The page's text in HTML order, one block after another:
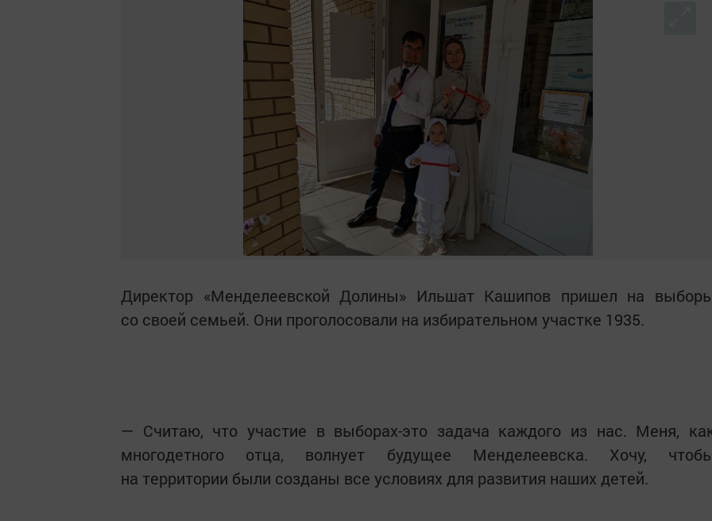
Директор «Менделеевской Долины» Ильшат Кашипов пришел на
со своей семьей. Они проголосовали на избирательном участке 1935.
— Считаю, что участие в выборах-это задача каждого из нас. Меня,
многодетного отца, волнует будущее Менделеевска. Хочу,
на территории были созданы все условиях для развития наших детей.